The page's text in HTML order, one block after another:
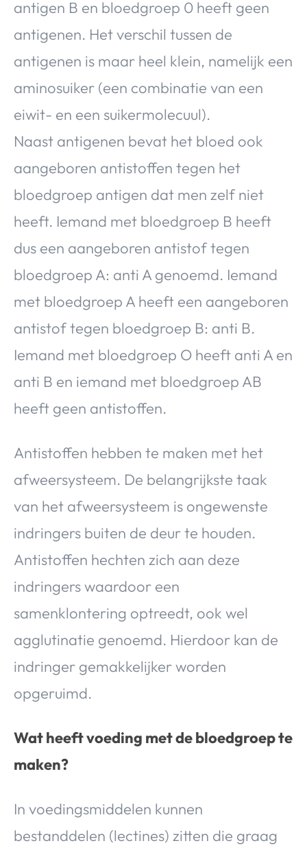
antigen B en bloedgroep 0 heeft geen
antigenen. Het verschil tussen de
antigenen is maar heel klein, namelijk een
aminosuiker (een combinatie van een
eiwit- en een suikermolecuul).
Naast antigenen bevat het bloed ook
aangeboren antistoffen tegen het
bloedgroep antigen dat men zelf niet
heeft. Iemand met bloedgroep B heeft
dus een aangeboren antistof tegen
bloedgroep A: anti A genoemd. Iemand
met bloedgroep A heeft een aangeboren
antistof tegen bloedgroep B: anti B.
Iemand met bloedgroep O heeft anti A en
anti B en iemand met bloedgroep AB
heeft geen antistoffen.
Antistoffen hebben te maken met het
afweersysteem. De belangrijkste taak
van het afweersysteem is ongewenste
indringers buiten de deur te houden.
Antistoffen hechten zich aan deze
indringers waardoor een
samenklontering optreedt, ook wel
agglutinatie genoemd. Hierdoor kan de
indringer gemakkelijker worden
opgeruimd.
Wat heeft voeding met de bloedgroep te
maken?
In voedingsmiddelen kunnen
bestanddelen (lectines) zitten die graag